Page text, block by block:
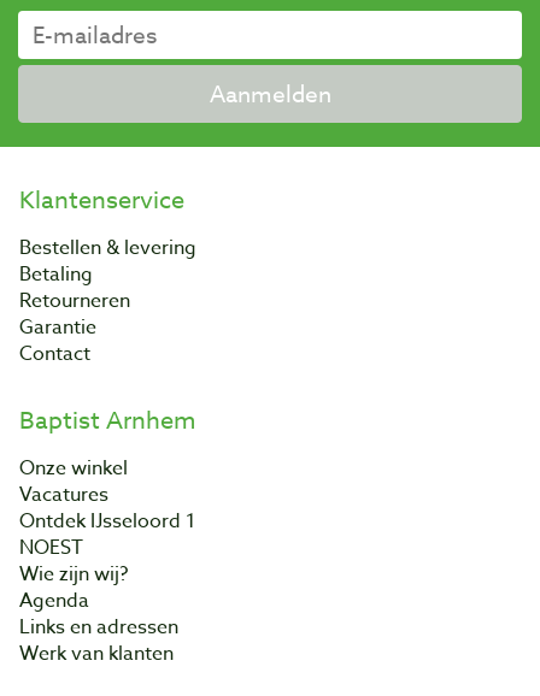
Aanmelden
Klantenservice
Bestellen & levering
Betaling
Retourneren
Garantie
Contact
Baptist Arnhem
Onze winkel
Vacatures
Ontdek IJsseloord 1
NOEST
Wie zijn wij?
Agenda
Links en adressen
Werk van klanten